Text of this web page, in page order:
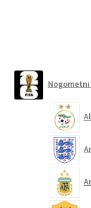
Nogometni